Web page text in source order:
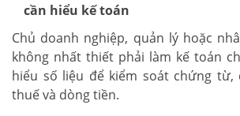
cần hiểu kế toán
Chủ doanh nghiệp, quản lý hoặc
không nhất thiết phải làm kế toán
hiểu số liệu để kiểm soát chứng từ,
thuế và dòng tiền.